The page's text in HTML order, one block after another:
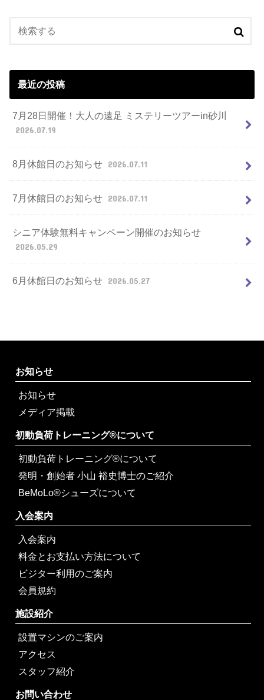
最近の投稿
7月28日開催！大人の遠足 ミステリーツアーin砂川
2026.07.19
8月休館日のお知らせ 2026.07.11
7月休館日のお知らせ 2026.07.11
シニア体験無料キャンペーン開催のお知らせ
2026.05.29
6月休館日のお知らせ 2026.05.27
お知らせ
お知らせ
メディア掲載
初動負荷トレーニング®について
初動負荷トレーニング®について
発明・創始者 小山 裕史博士のご紹介
BeMoLo®シューズについて
入会案内
入会案内
料金とお支払い方法について
ビジター利用のご案内
会員規約
施設紹介
設置マシンのご案内
アクセス
スタッフ紹介
お問い合わせ